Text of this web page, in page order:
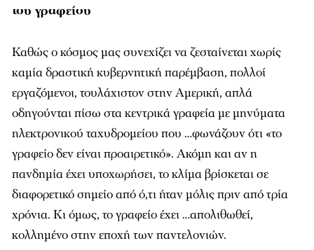
του γραφείου
Καθώς ο κόσμος μας συνεχίζει να ζεσταίνεται χωρίς
καμία δραστική κυβερνητική παρέμβαση, πολλοί
εργαζόμενοι, τουλάχιστον στην Αμερική, απλά
οδηγούνται πίσω στα κεντρικά γραφεία με μηνύματα
ηλεκτρονικού ταχυδρομείου που …φωνάζουν ότι «το
γραφείο δεν είναι προαιρετικό». Ακόμη και αν η
πανδημία έχει υποχωρήσει, το κλίμα βρίσκεται σε
διαφορετικό σημείο από ό,τι ήταν μόλις πριν από τρία
χρόνια. Κι όμως, το γραφείο έχει …απολιθωθεί,
κολλημένο στην εποχή των παντελονιών.